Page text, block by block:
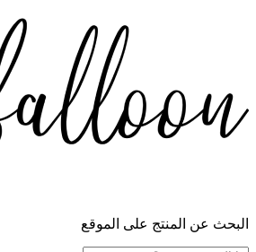
البحث عن المنتج على الموقع